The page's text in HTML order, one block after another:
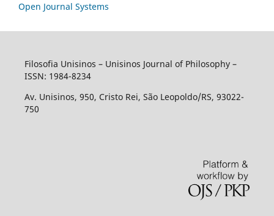
Open Journal Systems
Filosofia Unisinos – Unisinos Journal of Philosophy –
ISSN: 1984-8234
Av. Unisinos, 950, Cristo Rei, São Leopoldo/RS, 93022-
750